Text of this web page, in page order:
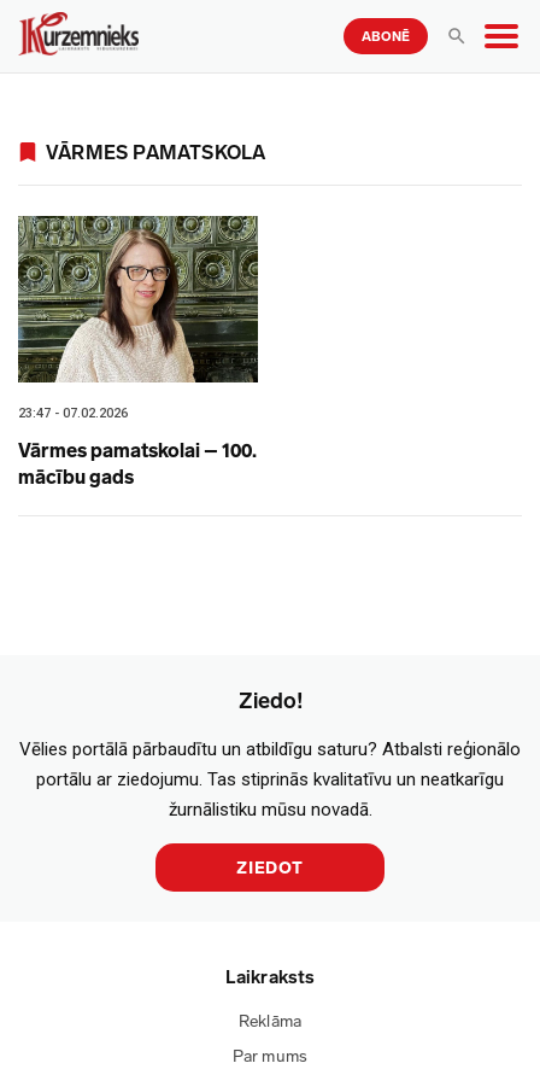
ABONĒ
VĀRMES PAMATSKOLA
23:47 - 07.02.2026
Vārmes pamatskolai – 100.
mācību gads
Ziedo!
Vēlies portālā pārbaudītu un atbildīgu saturu? Atbalsti reģionālo
portālu ar ziedojumu. Tas stiprinās kvalitatīvu un neatkarīgu
žurnālistiku mūsu novadā.
ZIEDOT
Laikraksts
Reklāma
Par mums